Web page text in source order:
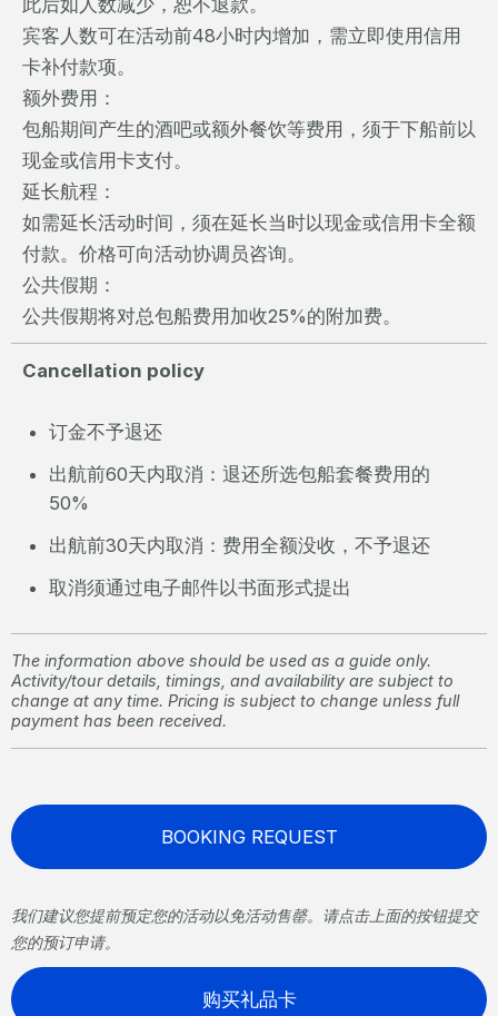
宾客人数可在活动前48小时内增加，需立即使用信用
卡补付款项。
额外费用：
包船期间产生的酒吧或额外餐饮等费用，须于下船前以
现金或信用卡支付。
延长航程：
如需延长活动时间，须在延长当时以现金或信用卡全额
付款。价格可向活动协调员咨询。
公共假期：
公共假期将对总包船费用加收25%的附加费。
Cancellation policy
订金不予退还
出航前60天内取消：退还所选包船套餐费用的
50%
出航前30天内取消：费用全额没收，不予退还
取消须通过电子邮件以书面形式提出
The information above should be used as a guide only.
Activity/tour details, timings, and availability are subject to
change at any time. Pricing is subject to change unless full
payment has been received.
BOOKING REQUEST
我们建议您提前预定您的活动以免活动售罄。请点击上面的按钮提交
您的预订申请。
购买礼品卡